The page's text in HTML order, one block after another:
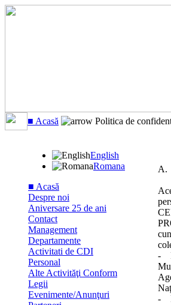
■ Acasă Politica de
English
Romana
■ Acasă
Despre noi
Aniversare 25 de ani
Contact
Management
Departamente
Activitati de CDI
Personal
Alte Activităţi Conform
Legii
Evenimente/Anunţuri
A.
-
-